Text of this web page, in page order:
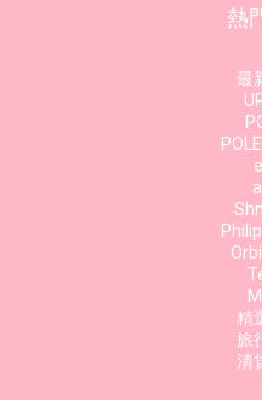
熱
最
精
旅
清